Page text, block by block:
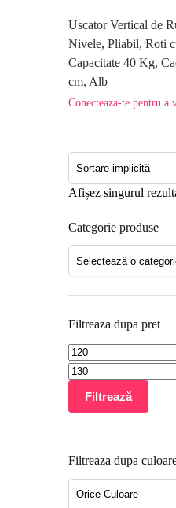
Uscator Vertical de
Nivele, Pliabil, Roti
Capacitate 40 Kg,
cm, Alb
Conecteaza-te pentru a
Afișez singurul
Categorie produse
Filtreaza dupa pret
Filtrează
Filtreaza dupa